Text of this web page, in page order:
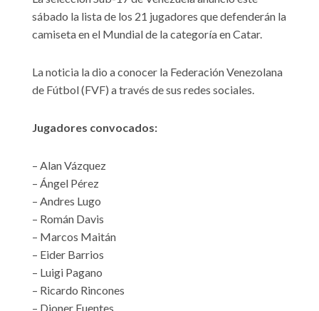
sábado la lista de los 21 jugadores que defenderán la
camiseta en el Mundial de la categoría en Catar.
La noticia la dio a conocer la Federación Venezolana
de Fútbol (FVF) a través de sus redes sociales.
Jugadores convocados:
– Alan Vázquez
– Ángel Pérez
– Andres Lugo
– Román Davis
– Marcos Maitán
– Eider Barrios
– Luigi Pagano
– Ricardo Rincones
– Dioner Fuentes